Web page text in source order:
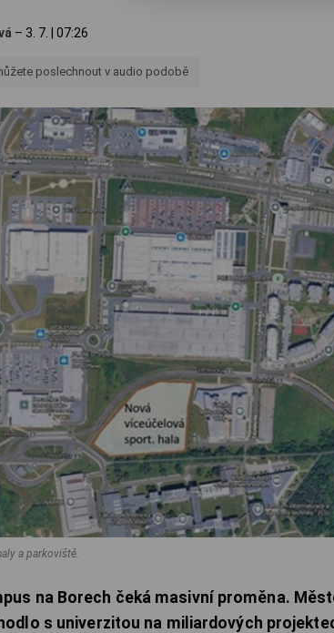
– 3. 7. 07:26
poslechnout v audio podobě
a parkoviště.
na Borech čeká masivní proměna.
s univerzitou na miliardových